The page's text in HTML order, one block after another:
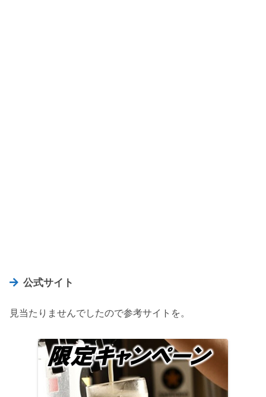
公式サイト
見当たりませんでしたので参考サイトを。